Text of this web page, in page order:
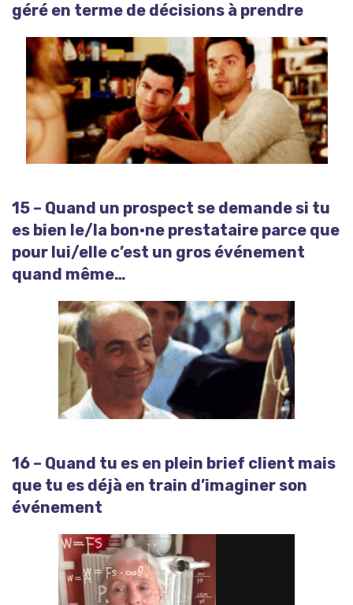
géré en terme de décisions à prendre
15 – Quand un prospect se demande si tu
es bien le/la bon·ne prestataire parce que
pour lui/elle c’est un gros événement
quand même…
16 – Quand tu es en plein brief client mais
que tu es déjà en train d’imaginer son
événement